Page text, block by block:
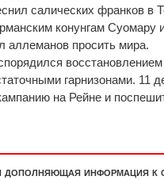
снил салических франков в
конунгам Суомару
аллеманов просить мира.
гарнизонами. 11
на Рейне и поспе
информация к